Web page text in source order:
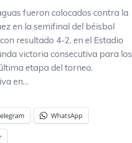
fueron colocados contra la
en la semifinal del béisbol
resultado 4-2, en el Estadio
victoria consecutiva para los
etapa del torneo.
en…
WhatsApp